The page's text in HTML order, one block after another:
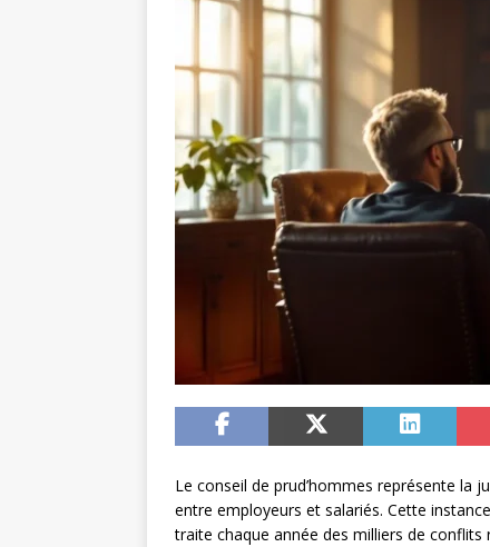
Le conseil de prud’hommes représente la
entre employeurs et salariés. Cette
traite chaque année des milliers de